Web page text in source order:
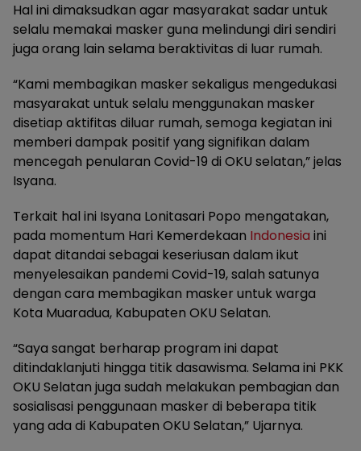
Hal ini dimaksudkan agar masyarakat sadar untuk
selalu memakai masker guna melindungi diri sendiri
juga orang lain selama beraktivitas di luar rumah.
“Kami membagikan masker sekaligus mengedukasi
masyarakat untuk selalu menggunakan masker
disetiap aktifitas diluar rumah, semoga kegiatan ini
memberi dampak positif yang signifikan dalam
mencegah penularan Covid-19 di OKU selatan,” jelas
Isyana.
Terkait hal ini Isyana Lonitasari Popo mengatakan,
pada momentum Hari Kemerdekaan Indonesia ini
dapat ditandai sebagai keseriusan dalam ikut
menyelesaikan pandemi Covid-19, salah satunya
dengan cara membagikan masker untuk warga
Kota Muaradua, Kabupaten OKU Selatan.
“Saya sangat berharap program ini dapat
ditindaklanjuti hingga titik dasawisma. Selama ini PKK
OKU Selatan juga sudah melakukan pembagian dan
sosialisasi penggunaan masker di beberapa titik
yang ada di Kabupaten OKU Selatan,” Ujarnya.